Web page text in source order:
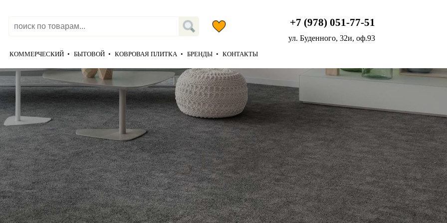
+7 (978) 051-77-51
ул. Буденного, 32и, оф.93
КОММЕРЧЕСКИЙ • БЫТОВОЙ • КОВРОВАЯ ПЛИТКА • БРЕНДЫ • КОНТАКТЫ